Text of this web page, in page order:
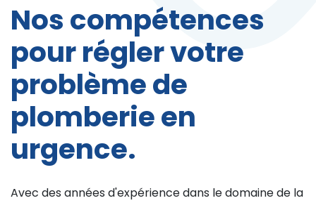
Nos compétences
pour régler votre
problème de
plomberie en
urgence.
Avec des années d'expérience dans le domaine de la